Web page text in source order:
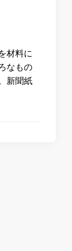
材料に
なもの
新聞紙